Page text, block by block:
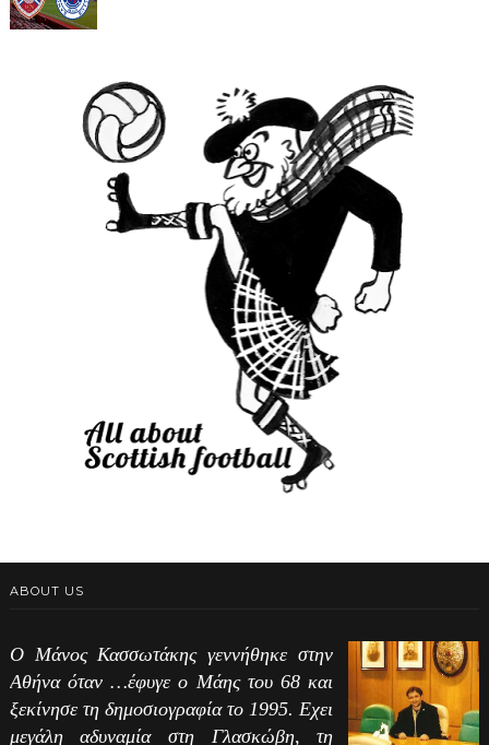
ABOUT US
Ο Μάνος Κασσωτάκης γεννήθηκε στην
Αθήνα όταν …έφυγε ο Μάης του 68 και
ξεκίνησε τη δημοσιογραφία το 1995. Εχει
μεγάλη αδυναμία στη Γλασκώβη, τη